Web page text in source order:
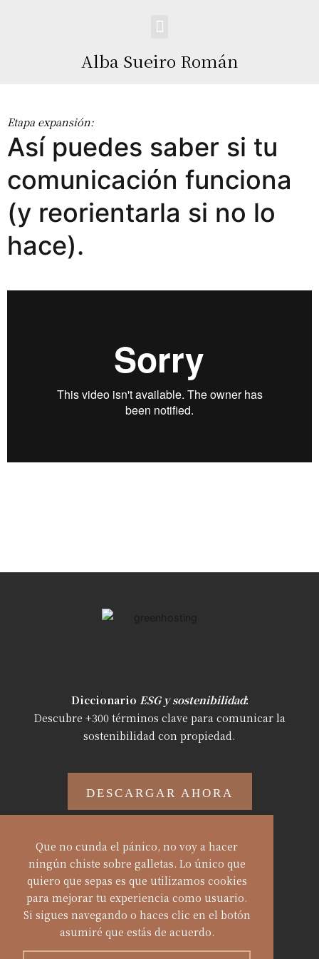
Que no cunda el pánico, no voy a hacer
ningún chiste sobre galletas. Lo único que
quiero que sepas es que utilizamos cookies
para mejorar tu experiencia como usuario.
Si sigues navegando o haces clic en el botón
asumiré que estás de acuerdo.
Alba Sueiro Román
Etapa expansión:
Así puedes saber si tu
comunicación funciona
(y reorientarla si no lo
hace).
Diccionario ESG y sostenibilidad:
Descubre +300 términos clave paracomunicar la
sostenibilidad con propiedad.
DESCARGAR AHORA
© Alba Sueiro Román.
Privacidad|Aviso Legal| Cookies|
Términos y condiciones